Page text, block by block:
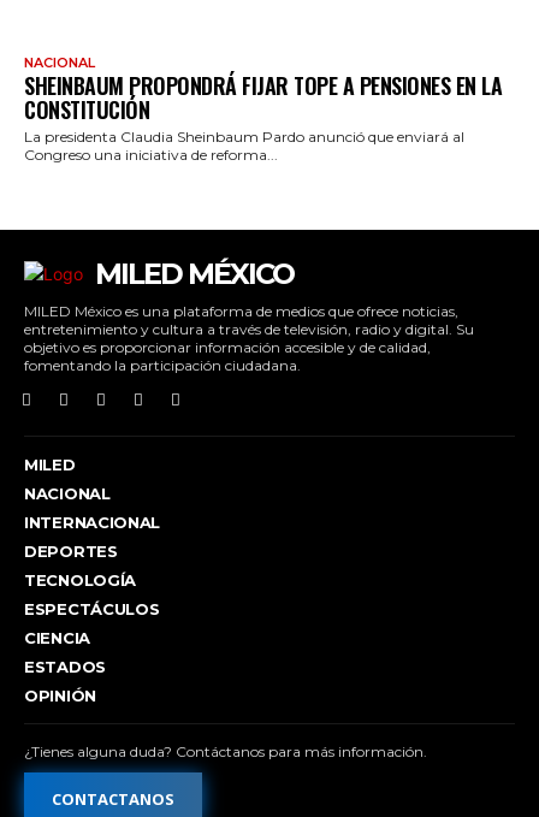
NACIONAL
SHEINBAUM PROPONDRÁ FIJAR TOPE A PENSIONES EN LA
CONSTITUCIÓN
La presidenta Claudia Sheinbaum Pardo anunció que enviará al
Congreso una iniciativa de reforma...
MILED MÉXICO
MILED México es una plataforma de medios que ofrece noticias,
entretenimiento y cultura a través de televisión, radio y digital. Su
objetivo es proporcionar información accesible y de calidad,
fomentando la participación ciudadana.
MILED
NACIONAL
INTERNACIONAL
DEPORTES
TECNOLOGÍA
ESPECTÁCULOS
CIENCIA
ESTADOS
OPINIÓN
¿Tienes alguna duda? Contáctanos para más información.
CONTACTANOS